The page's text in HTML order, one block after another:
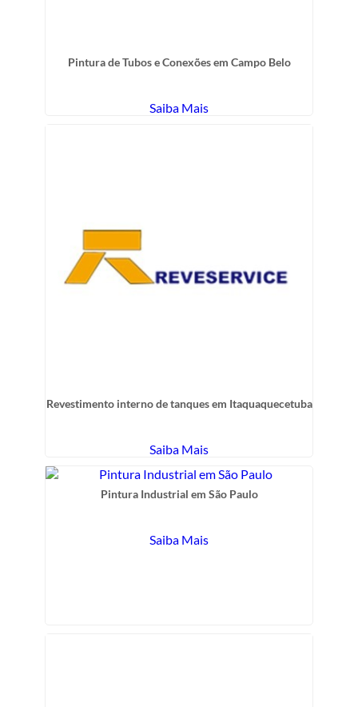
Pintura de Tubos e Conexões em Campo Belo
Saiba Mais
Revestimento interno de tanques em Itaquaquecetuba
Saiba Mais
Pintura Industrial em São Paulo
Saiba Mais